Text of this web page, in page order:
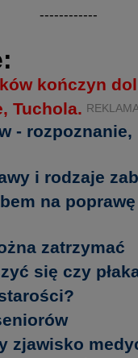
------------
kończyn
Tuchola.
-
i rodzaje
na
zatrzymać
się czy
zjawisko